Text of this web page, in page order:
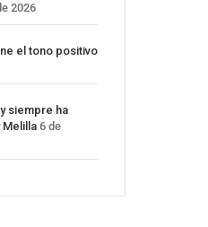
2026
el tono positivo
siempre ha
Melilla6 de